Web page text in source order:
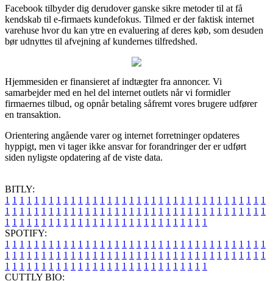
Facebook tilbyder dig derudover ganske sikre metoder til at få
kendskab til e-firmaets kundefokus. Tilmed er der faktisk internet
varehuse hvor du kan ytre en evaluering af deres køb, som desuden
bør udnyttes til afvejning af kundernes tilfredshed.
Hjemmesiden er finansieret af indtægter fra annoncer. Vi
samarbejder med en hel del internet outlets når vi formidler
firmaernes tilbud, og opnår betaling såfremt vores brugere udfører
en transaktion.
Orientering angående varer og internet forretninger opdateres
hyppigt, men vi tager ikke ansvar for forandringer der er udført
siden nyligste opdatering af de viste data.
BITLY:
1 1 1 1 1 1 1 1 1 1 1 1 1 1 1 1 1 1 1 1 1 1 1 1 1 1 1 1 1 1 1 1 1 1 1 1
1 1 1 1 1 1 1 1 1 1 1 1 1 1 1 1 1 1 1 1 1 1 1 1 1 1 1 1 1 1 1 1 1 1 1 1
1 1 1 1 1 1 1 1 1 1 1 1 1 1 1 1 1 1 1 1 1 1 1 1 1 1 1 1
SPOTIFY:
1 1 1 1 1 1 1 1 1 1 1 1 1 1 1 1 1 1 1 1 1 1 1 1 1 1 1 1 1 1 1 1 1 1 1 1
1 1 1 1 1 1 1 1 1 1 1 1 1 1 1 1 1 1 1 1 1 1 1 1 1 1 1 1 1 1 1 1 1 1 1 1
1 1 1 1 1 1 1 1 1 1 1 1 1 1 1 1 1 1 1 1 1 1 1 1 1 1 1 1
CUTTLY BIO: